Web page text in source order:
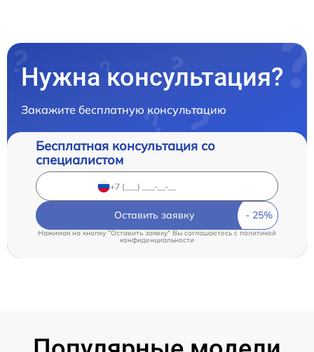
Нужна консультация?
Закажите бесплатную консультацию
Бесплатная консультация со
специалистом
Оставить заявку
Нажимая на кнопку "Оставить заявку" Вы соглашаетесь cполитикой
конфиденциальности